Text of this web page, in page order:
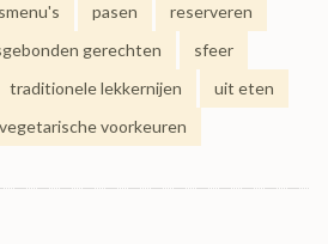
pasen
reserveren
gerechten
sfeer
traditionele lekkernijen
uit eten
vegetarische voorkeuren